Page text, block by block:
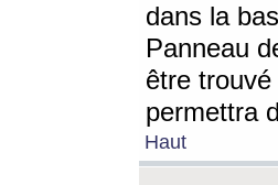
dans la
Panneau
être
permettra
Haut